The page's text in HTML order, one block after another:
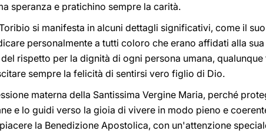
speranza e pratichino sempre la carità.
si manifesta in alcuni dettagli significativi, come il
personalmente a tutti coloro che erano affidati alla
rispetto per la dignità di ogni persona umana, qualunque
sempre la felicità di sentirsi vero figlio di Dio.
materna della Santissima Vergine Maria, perché
e lo guidi verso la gioia di vivere in modo pieno e
la Benedizione Apostolica, con un'attenzione